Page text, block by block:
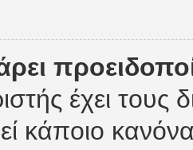
έχει
κάποιο